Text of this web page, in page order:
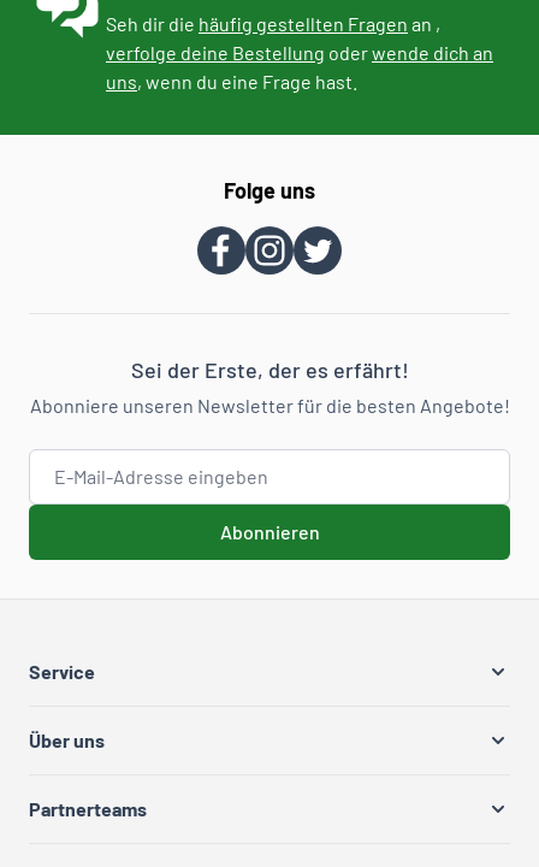
Seh dir die häufig gestellten Fragen an ,
verfolge deine Bestellung oderwende dich an
uns, wenn du eine Frage hast.
Folge uns
Sei der Erste, der es erfährt!
Abonniere unseren Newsletter für die besten Angebote!
E-Mail-Adresse
Abonnieren
Service
Über uns
Partnerteams